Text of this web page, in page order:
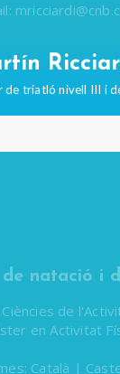
de triatló nivell III i
de natació i
de
en Activitat
Català |